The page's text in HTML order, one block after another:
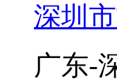
深圳
广东-